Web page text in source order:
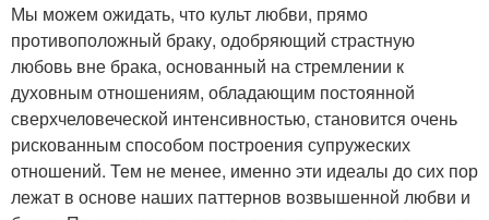
Мы можем ожидать, что культ любви, прямо
противоположный браку, одобряющий страстную
любовь вне брака, основанный на стремлении к
духовным отношениям, обладающим постоянной
сверхчеловеческой интенсивностью, становится очень
рискованным способом построения супружеских
отношений. Тем не менее, именно эти идеалы до сих пор
лежат в основе наших паттернов возвышенной любви и